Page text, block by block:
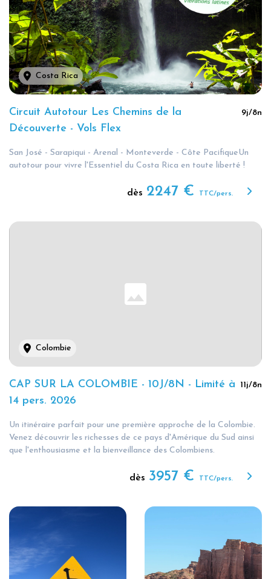
Costa Rica
Circuit Autotour Les Chemins de la
Découverte - Vols Flex
9j/8n
San José - Sarapiqui - Arenal - Monteverde - Côte PacifiqueUn
autotour pour vivre l'Essentiel du Costa Rica en toute liberté !
dès 2247 € TTC/pers.
Colombie
CAP SUR LA COLOMBIE - 10J/8N - Limité à
14 pers. 2026
11j/8n
Un itinéraire parfait pour une première approche de la Colombie.
Venez découvrir les richesses de ce pays d'Amérique du Sud ainsi
que l'enthousiasme et la bienveillance des Colombiens.
dès 3957 € TTC/pers.